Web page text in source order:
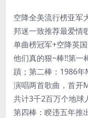
空降全美流行榜亚军
邦迷一致推荐最爱情
单曲榜冠军+空降英
他们真的狠~棒!!第一
蹟；第二棒：1986
演唱两首歌曲，首开
共计3千2百万个地球
第四棒：睽违五年推